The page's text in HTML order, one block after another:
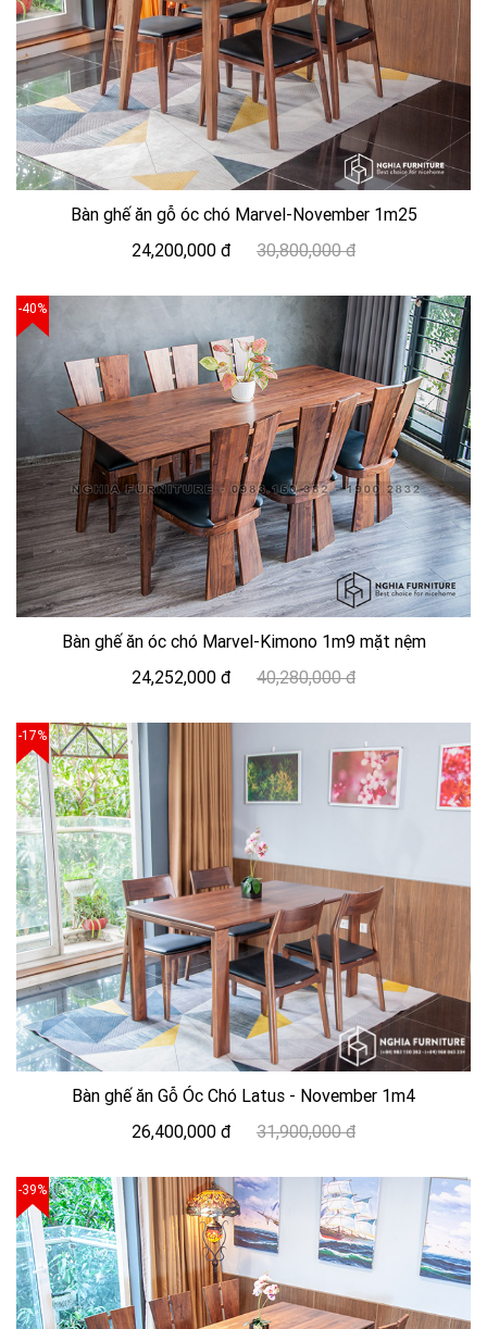
Bàn ghế ăn gỗ óc chó Marvel-November 1m25
24,200,000 đ
30,800,000 đ
-40%
Bàn ghế ăn óc chó Marvel-Kimono 1m9 mặt nệm
24,252,000 đ
40,280,000 đ
-17%
Bàn ghế ăn Gỗ Óc Chó Latus - November 1m4
26,400,000 đ
31,900,000 đ
-39%